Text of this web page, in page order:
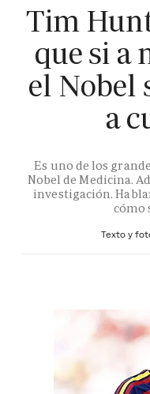
Tim
que si a
el Nobel
a
Es uno de los
Nobel de Medicina.
investigación.
cómo
Texto y